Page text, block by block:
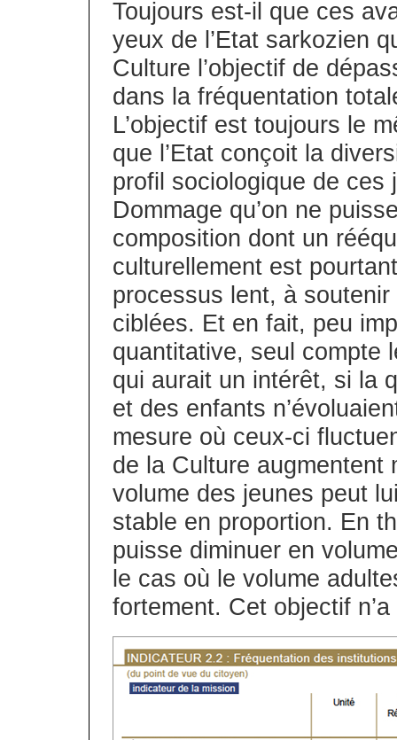
Toujours est-il que ces
yeux de l’Etat sarkozien
Culture l’objectif de
dans la fréquentation
L’objectif est toujours le
que l’Etat conçoit la
profil sociologique de ces
Dommage qu’on ne
composition dont un
culturellement est
processus lent, à
ciblées. Et en fait, peu
quantitative, seul compte
qui aurait un intérêt, si la
et des enfants
mesure où ceux-ci
de la Culture augmentent
volume des jeunes peut
stable en proportion. En
puisse diminuer en
le cas où le volume
fortement. Cet objectif